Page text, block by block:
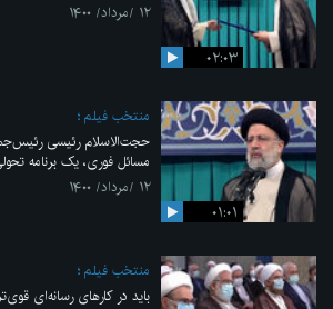
۰۲:۰۳
۱۲ /مرداد/ ۱۴۰۰
۰۱:۰۱
منتخب فیلم
حجت‌الاسلام رئیسی
مسائل فوری، یک برنامه
۱۲ /مرداد/ ۱۴۰۰
منتخب فیلم
باید در کارهای رسانه‌ای